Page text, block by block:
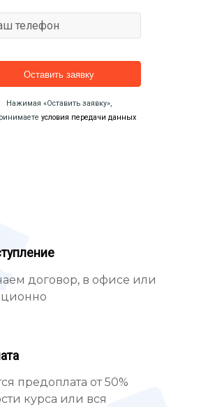
телефон
Нажимая «Оставить заявку»,
условия передачи данных
договор, в офисе или
предоплата от 50%
курса или вся